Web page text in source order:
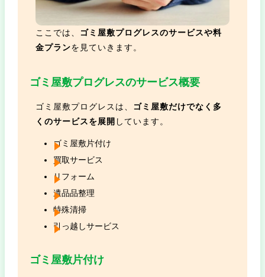
ここでは、
ゴミ屋敷プログレスのサービスや料
金プランを見ていきます。
ゴミ屋敷プログレスのサービス概要
ゴミ屋敷プログレスは、
ゴミ屋敷だけでなく多
くのサービスを展開 しています。
ゴミ屋敷片付け
買取サービス
リフォーム
遺品品整理
特殊清掃
引っ越しサービス
ゴミ屋敷片付け